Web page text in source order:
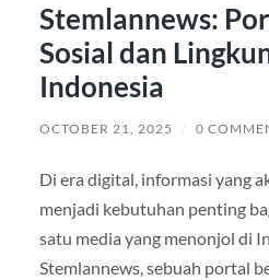
Stemlannews:
Sosial dan
Indonesia
OCTOBER 21, 2025 / 0
Di era digital, informasi yang
menjadi kebutuhan penting
satu media yang menonjol di
Stemlannews, sebuah portal